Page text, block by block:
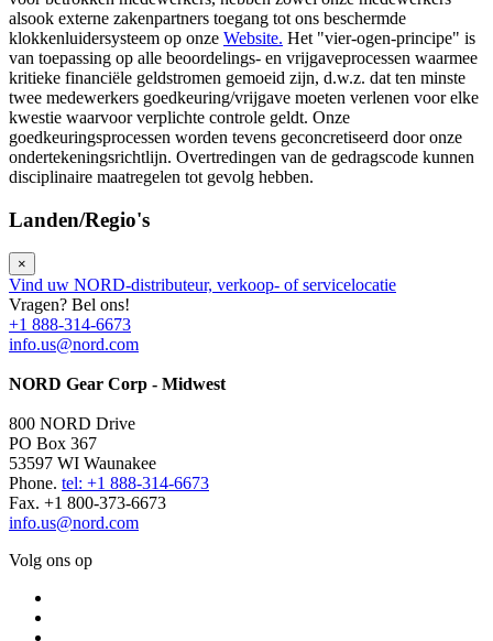
alsook externe zakenpartners toegang tot ons beschermde
klokkenluidersysteem op onze Website. Het "vier-ogen-principe" is
van toepassing op alle beoordelings- en vrijgaveprocessen waarmee
kritieke financiële geldstromen gemoeid zijn, d.w.z. dat ten minste
twee medewerkers goedkeuring/vrijgave moeten verlenen voor elke
kwestie waarvoor verplichte controle geldt. Onze
goedkeuringsprocessen worden tevens geconcretiseerd door onze
ondertekeningsrichtlijn. Overtredingen van de gedragscode kunnen
disciplinaire maatregelen tot gevolg hebben.
Landen/Regio's
×
Vind uw NORD-distributeur, verkoop- of servicelocatie
Vragen? Bel ons!
+1 888-314-6673
info.us@nord.com
NORD Gear Corp - Midwest
800 NORD Drive
PO Box 367
53597 WI Waunakee
Phone. tel: +1 888-314-6673
Fax. +1 800-373-6673
info.us@nord.com
Volg ons op